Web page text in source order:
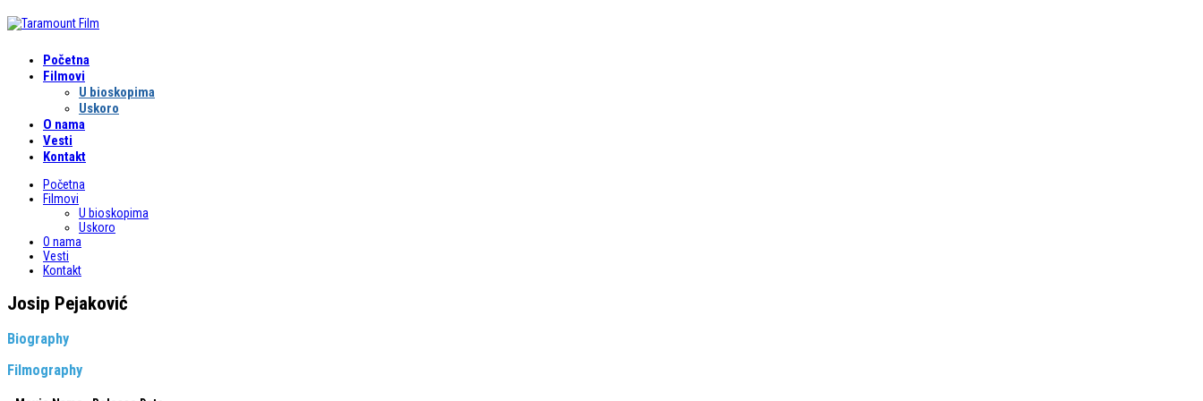
Početna
Filmovi
U bioskopima
Uskoro
O nama
Vesti
Kontakt
Početna
Filmovi
U bioskopima
Uskoro
O nama
Vesti
Kontakt
Josip Pejaković
Biography
Filmography